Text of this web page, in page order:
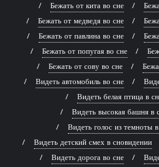
Бежать от кита во сне
Бежать от медведя во сне
Бежать от павлина во сне
Бежать от попугая во сне
Бежать от сову во сне
Видеть автомобиль во сне
Видеть белая птица в
Видеть высокая башня в
Видеть голос из темноты
Видеть детский смех в сновидении
Видеть дорога во сне